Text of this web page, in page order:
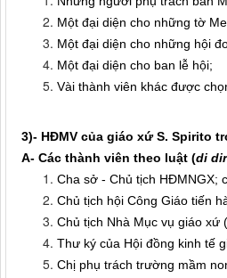
Một đại diện cho những tờ
Một đại diện cho những hội
Một đại diện cho ban lễ hội;
Vài thành viên khác được
3)- HĐMV của giáo xứ S. Spirito
A- Các thành viên theo luật (di
Cha sở - Chủ tịch HĐMNGX;
Chủ tịch hội Công Giáo tiến
Chủ tịch Nhà Mục vụ giáo xứ (
Thư ký của Hội đồng kinh tế
Chị phụ trách trường mầm